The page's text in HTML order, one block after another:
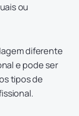
ou
diferente
e pode ser
tipos de